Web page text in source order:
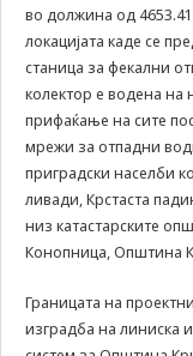
во должина од
локацијата каде се
станица за фекални
колектор е водена на
прифаќање на сите
мрежи за отпадни
приградски населби
ливади, Крстаста
низ катастарските
Конопница, Општина
Границата на
изградба на линиска